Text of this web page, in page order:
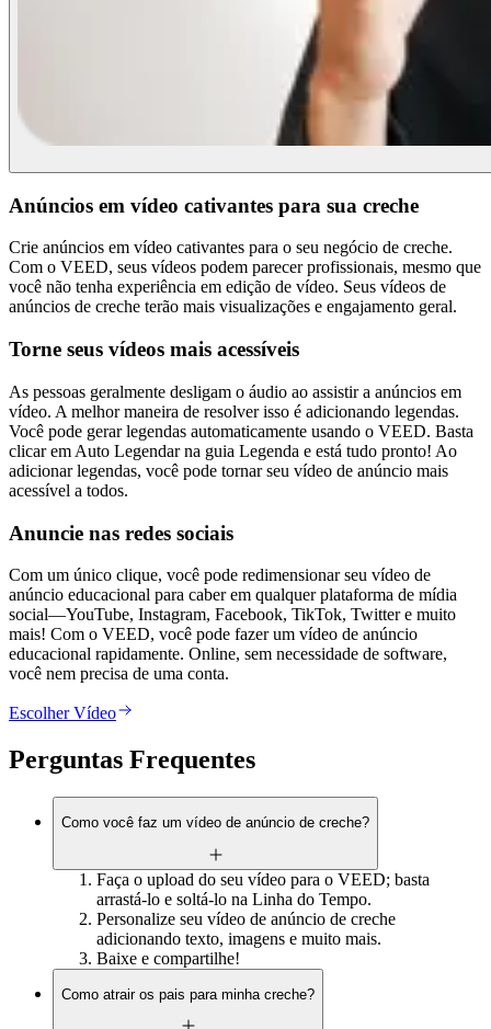
Anúncios em vídeo cativantes para sua creche
Crie anúncios em vídeo cativantes para o seu negócio de creche.
Com o VEED, seus vídeos podem parecer profissionais, mesmo que
você não tenha experiência em edição de vídeo. Seus vídeos de
anúncios de creche terão mais visualizações e engajamento geral.
Torne seus vídeos mais acessíveis
As pessoas geralmente desligam o áudio ao assistir a anúncios em
vídeo. A melhor maneira de resolver isso é adicionando legendas.
Você pode gerar legendas automaticamente usando o VEED. Basta
clicar em Auto Legendar na guia Legenda e está tudo pronto! Ao
adicionar legendas, você pode tornar seu vídeo de anúncio mais
acessível a todos.
Anuncie nas redes sociais
Com um único clique, você pode redimensionar seu vídeo de
anúncio educacional para caber em qualquer plataforma de mídia
social—YouTube, Instagram, Facebook, TikTok, Twitter e muito
mais! Com o VEED, você pode fazer um vídeo de anúncio
educacional rapidamente. Online, sem necessidade de software,
você nem precisa de uma conta.
Escolher Vídeo
Perguntas Frequentes
Como você faz um vídeo de anúncio de creche?
Faça o upload do seu vídeo para o VEED; basta
arrastá-lo e soltá-lo na Linha do Tempo.
Personalize seu vídeo de anúncio de creche
adicionando texto, imagens e muito mais.
Baixe e compartilhe!
Como atrair os pais para minha creche?